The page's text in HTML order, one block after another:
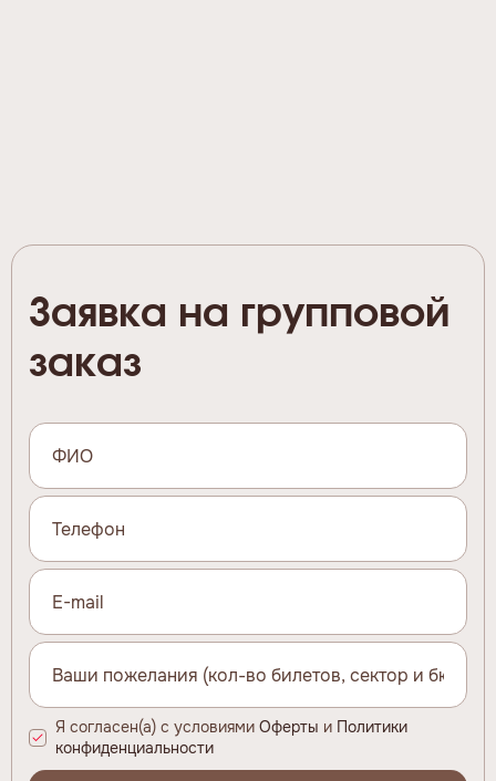
Заявка на групповой
заказ
Я согласен(а) с условиями Оферты и Политики
конфиденциальности